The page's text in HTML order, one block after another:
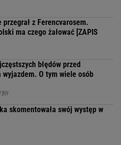
przegrał z Ferencvarosem.
ma czego żałować [ZAPIS
błędów przed
wyjazdem. O tym wiele osób
skomentowała swój występ w